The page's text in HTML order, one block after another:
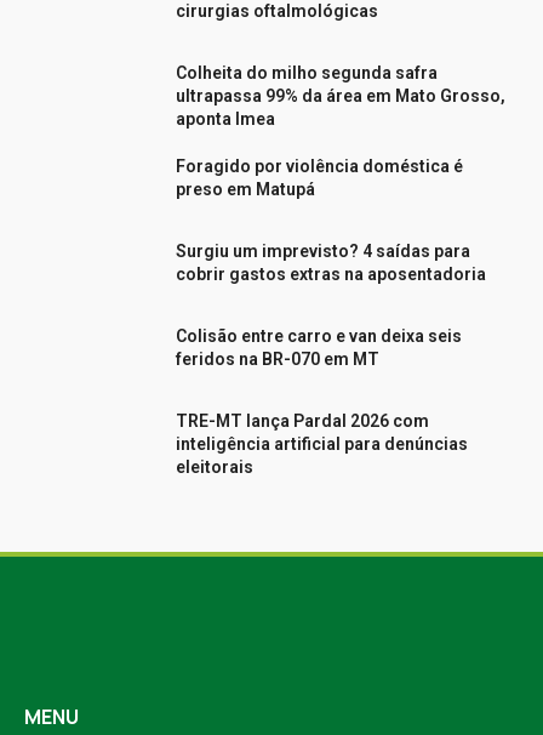
cirurgias oftalmológicas
Colheita do milho segunda safra
ultrapassa 99% da área em Mato Grosso,
aponta Imea
Foragido por violência doméstica é
preso em Matupá
Surgiu um imprevisto? 4 saídas para
cobrir gastos extras na aposentadoria
Colisão entre carro e van deixa seis
feridos na BR-070 em MT
TRE-MT lança Pardal 2026 com
inteligência artificial para denúncias
eleitorais
MENU